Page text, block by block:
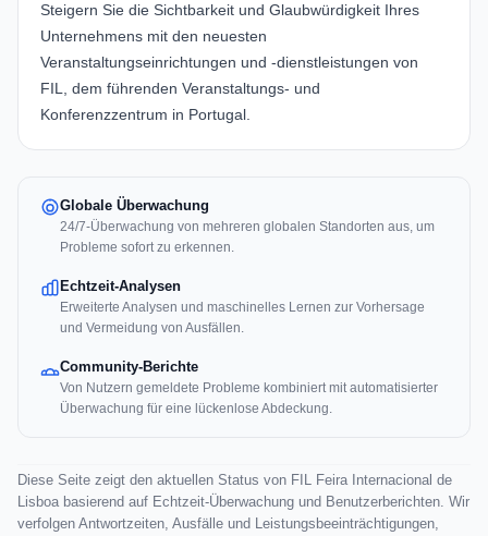
Steigern Sie die Sichtbarkeit und Glaubwürdigkeit Ihres
Unternehmens mit den neuesten
Veranstaltungseinrichtungen und -dienstleistungen von
FIL, dem führenden Veranstaltungs- und
Konferenzzentrum in Portugal.
Globale Überwachung
24/7-Überwachung von mehreren globalen Standorten aus, um
Probleme sofort zu erkennen.
Echtzeit-Analysen
Erweiterte Analysen und maschinelles Lernen zur Vorhersage
und Vermeidung von Ausfällen.
Community-Berichte
Von Nutzern gemeldete Probleme kombiniert mit automatisierter
Überwachung für eine lückenlose Abdeckung.
Diese Seite zeigt den aktuellen Status von FIL Feira Internacional de
Lisboa basierend auf Echtzeit-Überwachung und Benutzerberichten. Wir
verfolgen Antwortzeiten, Ausfälle und Leistungsbeeinträchtigungen,